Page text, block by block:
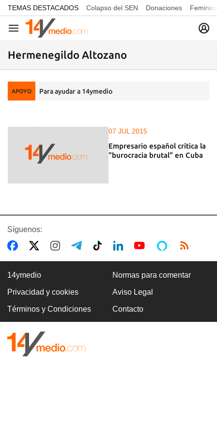
common.go-to-content
TEMAS DESTACADOS Colapso del SEN Donaciones
Navegación
Hermenegildo Altozano
APOYO Para ayudar a 14ymedio
07 JUL 2015
Empresario español critica la
"burocracia brutal" en Cuba
Síguenos:
14ymedio Normas para comentar
Privacidad y cookies Aviso Legal
Términos y Condiciones Contacto